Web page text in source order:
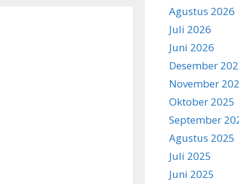
Agustus 2026
Juli 2026
Juni 2026
Desember
November
Oktober 2025
September
Agustus 2025
Juli 2025
Juni 2025